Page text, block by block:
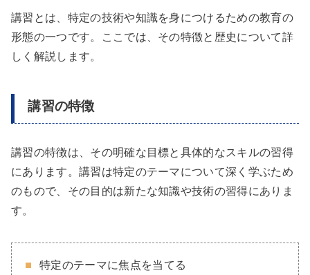
講習とは、特定の技術や知識を身につけるための教育の
形態の一つです。ここでは、その特徴と歴史について詳
しく解説します。
講習の特徴
講習の特徴は、その明確な目標と具体的なスキルの習得
にあります。講習は特定のテーマについて深く学ぶため
のもので、その目的は新たな知識や技術の習得にありま
す。
特定のテーマに焦点を当てる